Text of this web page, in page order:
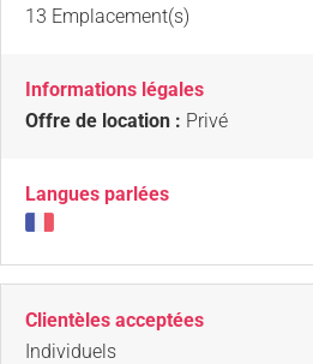
13 Emplacement(s)
Informations légales
Offre de location : Privé
Langues parlées
Clientèles acceptées
Individuels